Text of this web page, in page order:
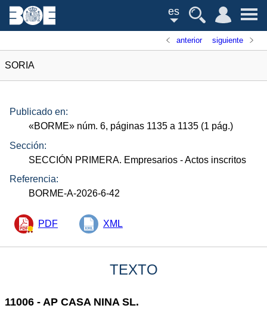
es
anterior siguiente
SORIA
Publicado en:
«BORME» núm. 6, páginas 1135 a 1135 (1 pág.)
Sección:
SECCIÓN PRIMERA. Empresarios - Actos inscritos
Referencia:
BORME-A-2026-6-42
PDF XML
TEXTO
11006 - AP CASA NINA SL.